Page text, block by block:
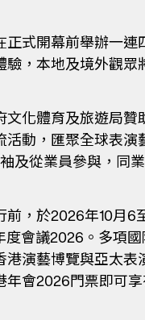
式開幕前舉辦一
，本地及境外觀
化體育及旅遊局
動，匯聚全球表
及從業員參與，同
前，於2026年10
會議2026。多項
演藝博覽與亞太
會2026門票即可享